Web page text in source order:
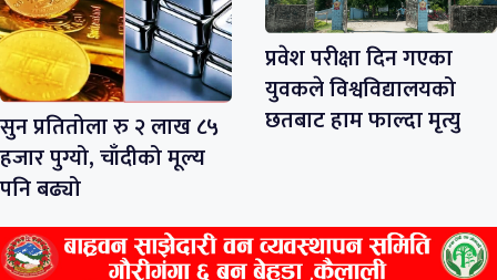
सुन प्रतितोला रु २ लाख ८५
हजार पुग्यो, चाँदीको मूल्य
पनि बढ्यो
प्रवेश परीक्षा दिन गएका
युवकले विश्वविद्यालयको
छतबाट हाम फाल्दा मृत्यु